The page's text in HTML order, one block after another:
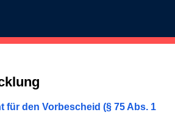
für den Vorbescheid (§ 75 Abs. 1